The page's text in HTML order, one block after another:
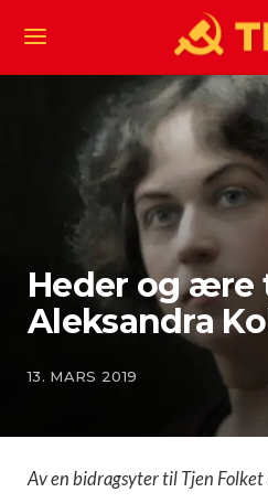
Heder og ære
Aleksandra
13. MARS 2019
Av en bidragsyter til Tjen Folket